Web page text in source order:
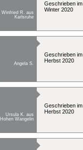
Winfried R. aus
Karlsruhe
Geschrieben im
Winter 2020
Angela S.
Geschrieben im
Herbst 2020
Ursula K. aus
Hohen Wangelin
Geschrieben im
Herbst 2020